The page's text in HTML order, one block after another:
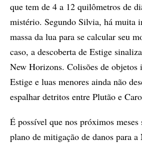
que tem de 4 a 12 quilômetros de
mistério. Segundo Silvia, há muita
massa da lua para se calcular seu
caso, a descoberta de Estige
New Horizons. Colisões de objetos
Estige e luas menores ainda não
espalhar detritos entre Plutão e
É possível que nos próximos
plano de mitigação de danos para